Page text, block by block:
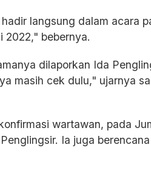
langsung dalam acara
2022," bebernya.
dilaporkan Ida
masih cek dulu," ujarnya
wartawan, pada
Ia juga